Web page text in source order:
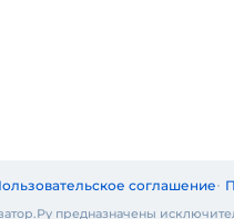
соглашение
предназначены